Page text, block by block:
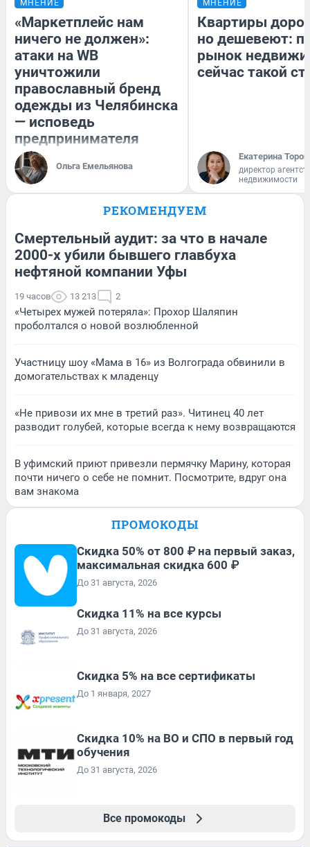
МНЕНИЕ
«Маркетплейс нам
ничего не должен»:
атаки на WB
уничтожили
православный бренд
одежды из Челябинска
— исповедь
предпринимателя
Ольга Емельянова
МНЕНИЕ
Квартиры
но дешевеют:
рынок
сейчас такой
Екатерина
директор
недвижимости
РЕКОМЕНДУЕМ
Смертельный аудит: за что в начале
2000-х убили бывшего главбуха
нефтяной компании Уфы
19 часов 13 213 2
«Четырех мужей потеряла»: Прохор Шаляпин
проболтался о новой возлюбленной
Участницу шоу «Мама в 16» из Волгограда обвинили в
домогательствах к младенцу
«Не привози их мне в третий раз». Читинец 40 лет
разводит голубей, которые всегда к нему возвращаются
В уфимский приют привезли пермячку Марину, которая
почти ничего о себе не помнит. Посмотрите, вдруг она
вам знакома
ПРОМОКОДЫ
Скидка 50% от 800 ₽ на первый заказ,
максимальная скидка 600 ₽
До 31 августа, 2026
Скидка 11% на все курсы
До 31 августа, 2026
Скидка 5% на все сертификаты
До 1 января, 2027
Скидка 10% на ВО и СПО в первый год
обучения
До 31 августа, 2026
Все промокоды